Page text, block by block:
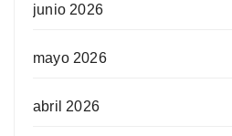
junio 2026
mayo 2026
abril 2026